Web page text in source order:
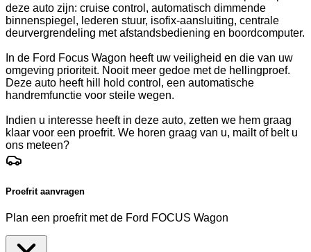
deze auto zijn: cruise control, automatisch dimmende
binnenspiegel, lederen stuur, isofix-aansluiting, centrale
deurvergrendeling met afstandsbediening en boordcomputer.
In de Ford Focus Wagon heeft uw veiligheid en die van uw
omgeving prioriteit. Nooit meer gedoe met de hellingproef.
Deze auto heeft hill hold control, een automatische
handremfunctie voor steile wegen.
Indien u interesse heeft in deze auto, zetten we hem graag
klaar voor een proefrit. We horen graag van u, mailt of belt u
ons meteen?
Proefrit aanvragen
Plan een proefrit met de Ford FOCUS Wagon